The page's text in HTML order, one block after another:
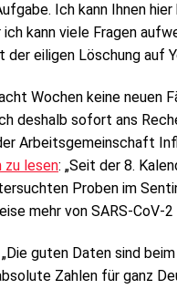
Ich kann Ihnen
kann viele Fragen
der eiligen Löschung auf
Wochen keine neuen
deshalb sofort ans
Arbeitsgemeinschaft
lesen: „Seit der 8.
Proben im
mehr von SARS-CoV-2
guten Daten sind
Zahlen für ganz